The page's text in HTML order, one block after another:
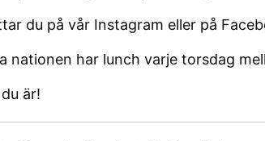
du på vår Instagram eller på
nationen har lunch varje torsdag
är!